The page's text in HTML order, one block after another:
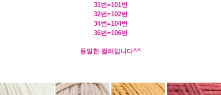
31번=101번
32번=102번
34번=104번
36번=106번
동일한 컬러입니다^^